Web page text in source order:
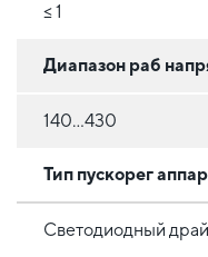
≤ 1
Диапазон раб
140...430
Тип пускорег
Светодиодный